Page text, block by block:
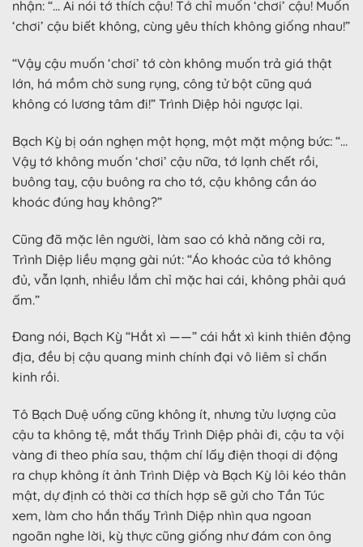
nhận: “… Ai nói tớ thích cậu! Tớ chỉ muốn ‘chơi’ cậu! Muốn
‘chơi’ cậu biết không, cùng yêu thích không giống nhau!”
“Vậy cậu muốn ‘chơi’ tớ còn không muốn trả giá thật
lớn, há mồm chờ sung rụng, công tử bột cũng quá
không có lương tâm đi!” Trình Diệp hỏi ngược lại.
Bạch Kỳ bị oán nghẹn một họng, một mặt mộng bức: “…
Vậy tớ không muốn ‘chơi’ cậu nữa, tớ lạnh chết rồi,
buông tay, cậu buông ra cho tớ, cậu không cần áo
khoác đúng hay không?”
Cũng đã mặc lên người, làm sao có khả năng cởi ra,
Trình Diệp liều mạng gài nút: “Áo khoác của tớ không
đủ, vẫn lạnh, nhiều lắm chỉ mặc hai cái, không phải quá
ấm.”
Đang nói, Bạch Kỳ “Hắt xì ——” cái hắt xì kinh thiên động
địa, đều bị cậu quang minh chính đại vô liêm sỉ chấn
kinh rồi.
Tô Bạch Duệ uống cũng không ít, nhưng tửu lượng của
cậu ta không tệ, mắt thấy Trình Diệp phải đi, cậu ta vội
vàng đi theo phía sau, thậm chí lấy điện thoại di động
ra chụp không ít ảnh Trình Diệp và Bạch Kỳ lôi kéo thân
mật, dự định có thời cơ thích hợp sẽ gửi cho Tần Túc
xem, làm cho hắn thấy Trình Diệp nhìn qua ngoan
ngoãn nghe lời, kỳ thực cũng giống như đám con ông